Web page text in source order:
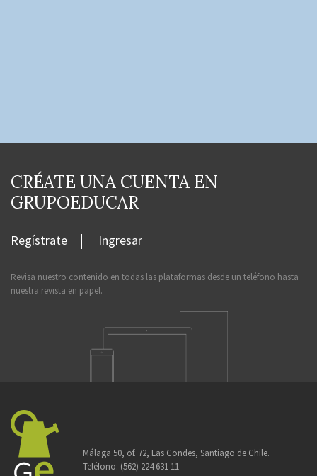
CRÉATE UNA CUENTA EN
GRUPOEDUCAR
Regístrate Ingresar
Revisa nuestro contenido en todas las plataformas desde un teléfono hasta
nuestra revista en papel.
Málaga 50, of. 72, Las Condes, Santiago de Chile.
Teléfono: (562) 224 631 11